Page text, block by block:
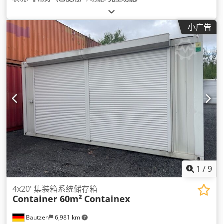
小广告
1 /9
Bautzen 6,981 km
4x20' 集装箱系统储存箱
Container 60m² Containex